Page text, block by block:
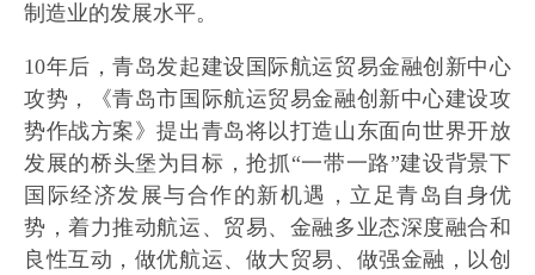
制造业的发展水平。
10年后，青岛发起建设国际航运贸易金融创新中心
攻势，《青岛市国际航运贸易金融创新中心建设攻
势作战方案》提出青岛将以打造山东面向世界开放
发展的桥头堡为目标，抢抓“一带一路”建设背景下
国际经济发展与合作的新机遇，立足青岛自身优
势，着力推动航运、贸易、金融多业态深度融合和
良性互动，做优航运、做大贸易、做强金融，以创